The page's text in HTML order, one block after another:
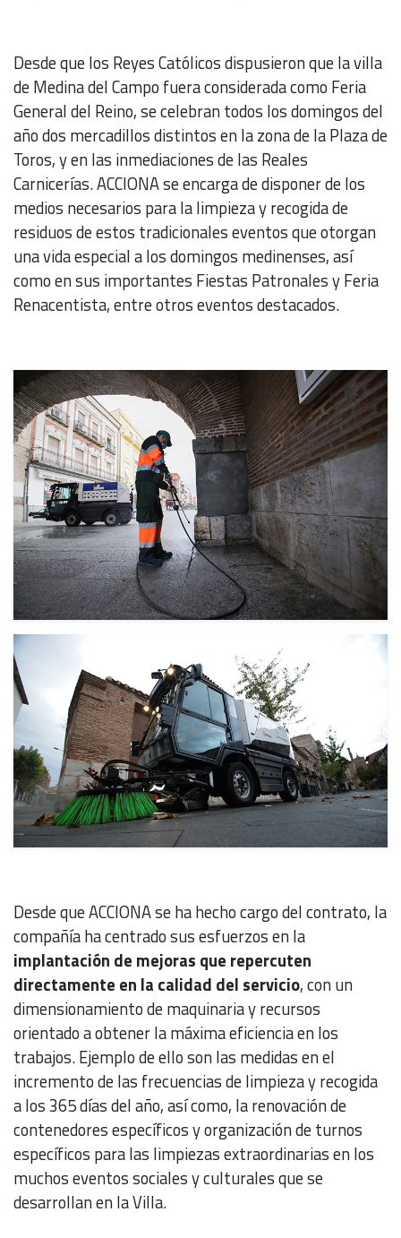
Desde que los Reyes Católicos dispusieron que la villa
de Medina del Campo fuera considerada como Feria
General del Reino, se celebran todos los domingos del
año dos mercadillos distintos en la zona de la Plaza de
Toros, y en las inmediaciones de las Reales
Carnicerías. ACCIONA se encarga de disponer de los
medios necesarios para la limpieza y recogida de
residuos de estos tradicionales eventos que otorgan
una vida especial a los domingos medinenses, así
como en sus importantes Fiestas Patronales y Feria
Renacentista, entre otros eventos destacados.
Desde que ACCIONA se ha hecho cargo del contrato, la
compañía ha centrado sus esfuerzos en la
implantación de mejoras que repercuten
directamente en la calidad del servicio, con un
dimensionamiento de maquinaria y recursos
orientado a obtener la máxima eficiencia en los
trabajos. Ejemplo de ello son las medidas en el
incremento de las frecuencias de limpieza y recogida
a los 365 días del año, así como, la renovación de
contenedores específicos y organización de turnos
específicos para las limpiezas extraordinarias en los
muchos eventos sociales y culturales que se
desarrollan en la Villa.